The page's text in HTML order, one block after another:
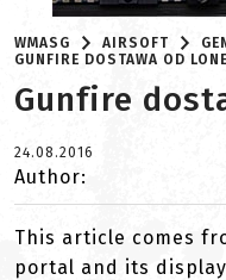
WMASG AIRSOFT
GUNFIRE DOSTAWA OD
Gunfire
24.08.2016
Author:
This article comes
portal and its